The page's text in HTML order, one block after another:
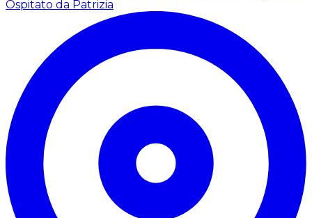
Ospitato da Patrizia